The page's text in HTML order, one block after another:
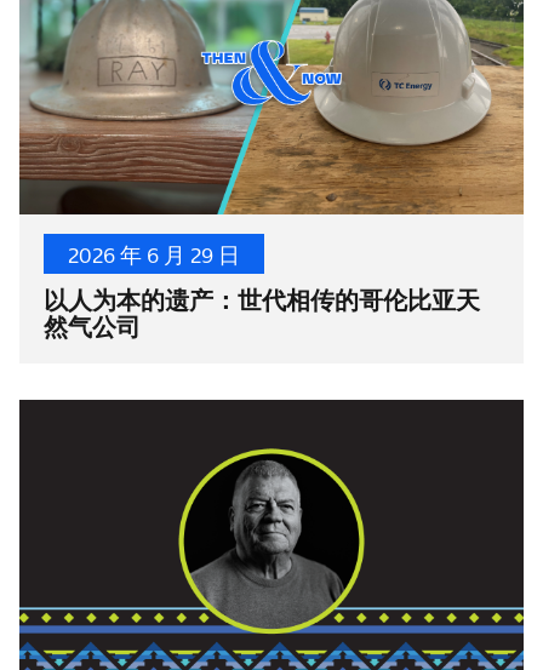
2026 年 6 月 29 日
以人为本的遗产：世代相传的哥伦比亚天
然气公司